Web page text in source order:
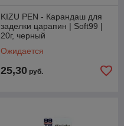
KIZU PEN - Карандаш для
заделки царапин | Soft99 |
20г, черный
Ожидается
25,30 руб.